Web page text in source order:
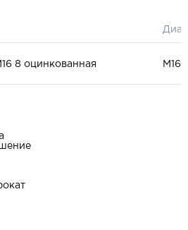
8 оцинкованная М16